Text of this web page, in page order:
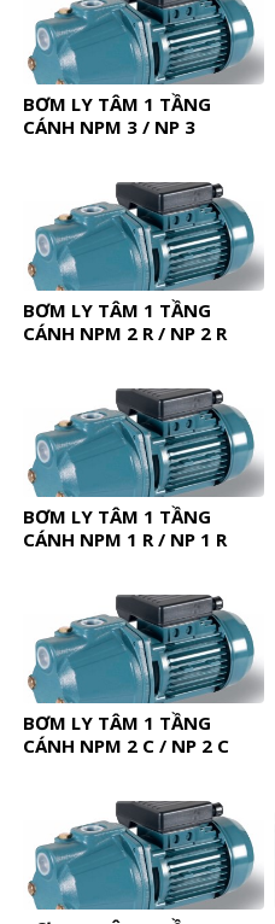
BƠM LY TÂM 1 TẦNG
CÁNH NPM 3 / NP 3
BƠM LY TÂM 1 TẦNG
CÁNH NPM 2 R / NP 2 R
BƠM LY TÂM 1 TẦNG
CÁNH NPM 1 R / NP 1 R
BƠM LY TÂM 1 TẦNG
CÁNH NPM 2 C / NP 2 C